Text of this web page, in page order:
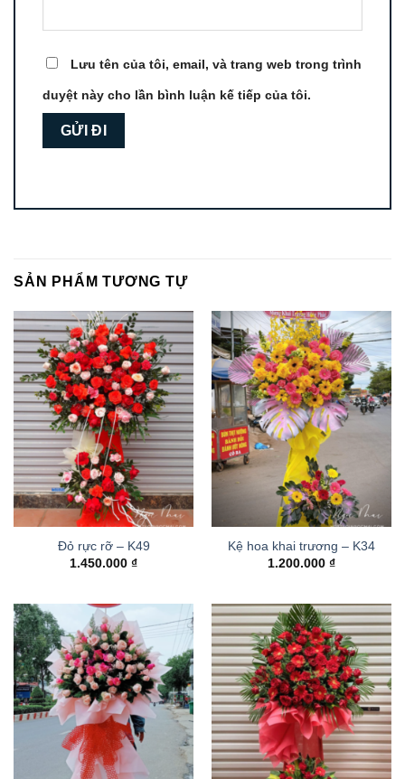
Lưu tên của tôi, email, và trang web trong trình
duyệt này cho lần bình luận kế tiếp của tôi.
SẢN PHẨM TƯƠNG TỰ
Đỏ rực rỡ – K49
1.450.000 ₫
Kệ hoa khai trương – K34
1.200.000 ₫